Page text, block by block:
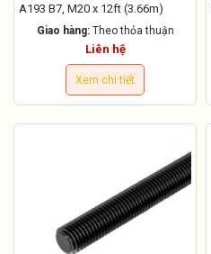
A193 B7, M20 x 12ft (3.66m)
Giao hàng: Theo thỏa thuận
Liên hệ
Xem chi tiết